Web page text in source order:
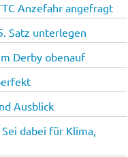
Anzefahr angefragt
Satz unterlegen
Derby obenauf
Ausblick
dabei für Klima,